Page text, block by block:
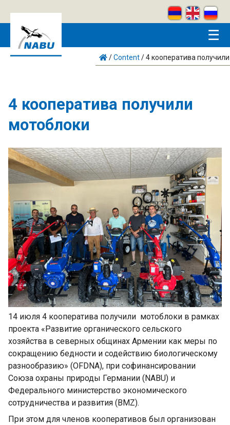
☰
/Content/4 кооператива
4 кооператива получили
мотоблоки
14 июля 4 кооператива получили мотоблоки в рамках
проекта «Развитие органического сельского
хозяйства в северных общинах Армении как меры по
сокращению бедности и содействию биологическому
разнообразию» (OFDNA), при софинансировании
Союза охраны природы Германии (NABU) и
Федерального министерство экономического
сотрудничества и развития (BMZ).
При этом для членов кооперативов был организован